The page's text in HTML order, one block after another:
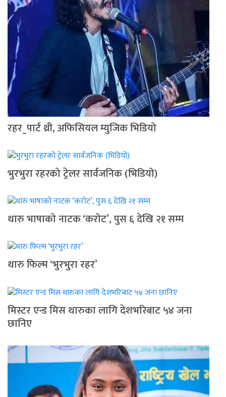
रहर_पार्ट थ्री, अफिसियल म्युजिक भिडियो
भुरभुरा रहरको ट्रेलर सार्वजनिक (भिडियो)
थारु भाषाको नाटक ‘करोट’, पुस ६ देखि २१ सम्म
थारु फिल्म ‘भुरभुरा रहर’
मिस्टर एन्ड मिस थारुका लागि देशभरिबाट ५४ जना
छानिए